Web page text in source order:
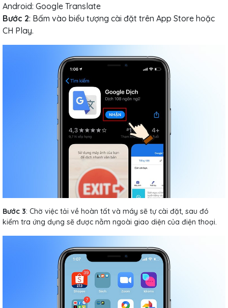
Android: Google Translate
Bước 2: Bấm vào biểu tượng cài đặt trên App Store hoặc
CH Play.
Bước 3: Chờ việc tải về hoàn tất và máy sẽ tự cài đặt, sau đó
kiểm tra ứng dụng sẽ được nằm ngoài giao diện của điện thoại.